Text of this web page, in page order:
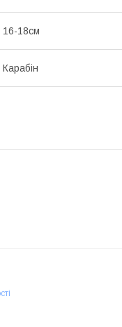
16-18см
Карабін